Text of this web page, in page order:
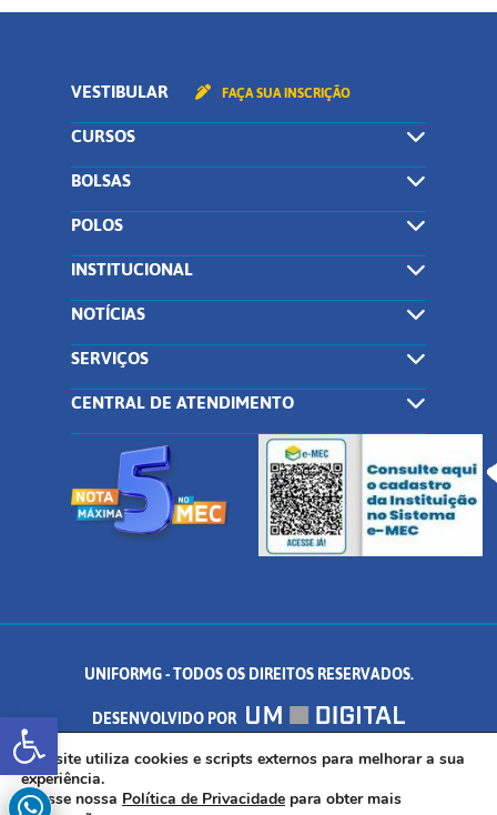
Abrir a barra de ferramentas
VESTIBULAR FAÇA SUA INSCRIÇÃO
CURSOS
BOLSAS
POLOS
INSTITUCIONAL
NOTÍCIAS
SERVIÇOS
CENTRAL DE ATENDIMENTO
UNIFORMG - TODOS OS DIREITOS RESERVADOS.
DESENVOLVIDO POR
AV. DR. ARNALDO DE SENNA, 328 - PALMEIRAS, FORMIGA/MG - CEP:
35.574.530
Este site utiliza cookies e scripts externos para melhorar a sua
experiência.
Acesse nossa Política de Privacidade para obter mais